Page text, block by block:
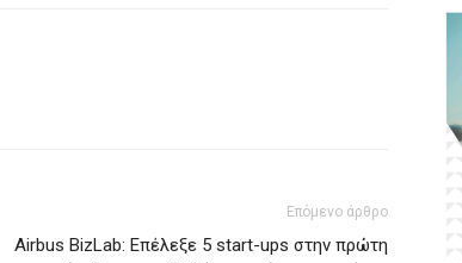
Επόμενο άρθρο
Airbus BizLab: Επέλεξε 5 start-ups στην πρώτη